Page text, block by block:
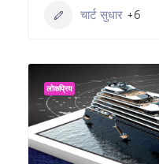
चार्ट सुधार +6
लोकप्रिय